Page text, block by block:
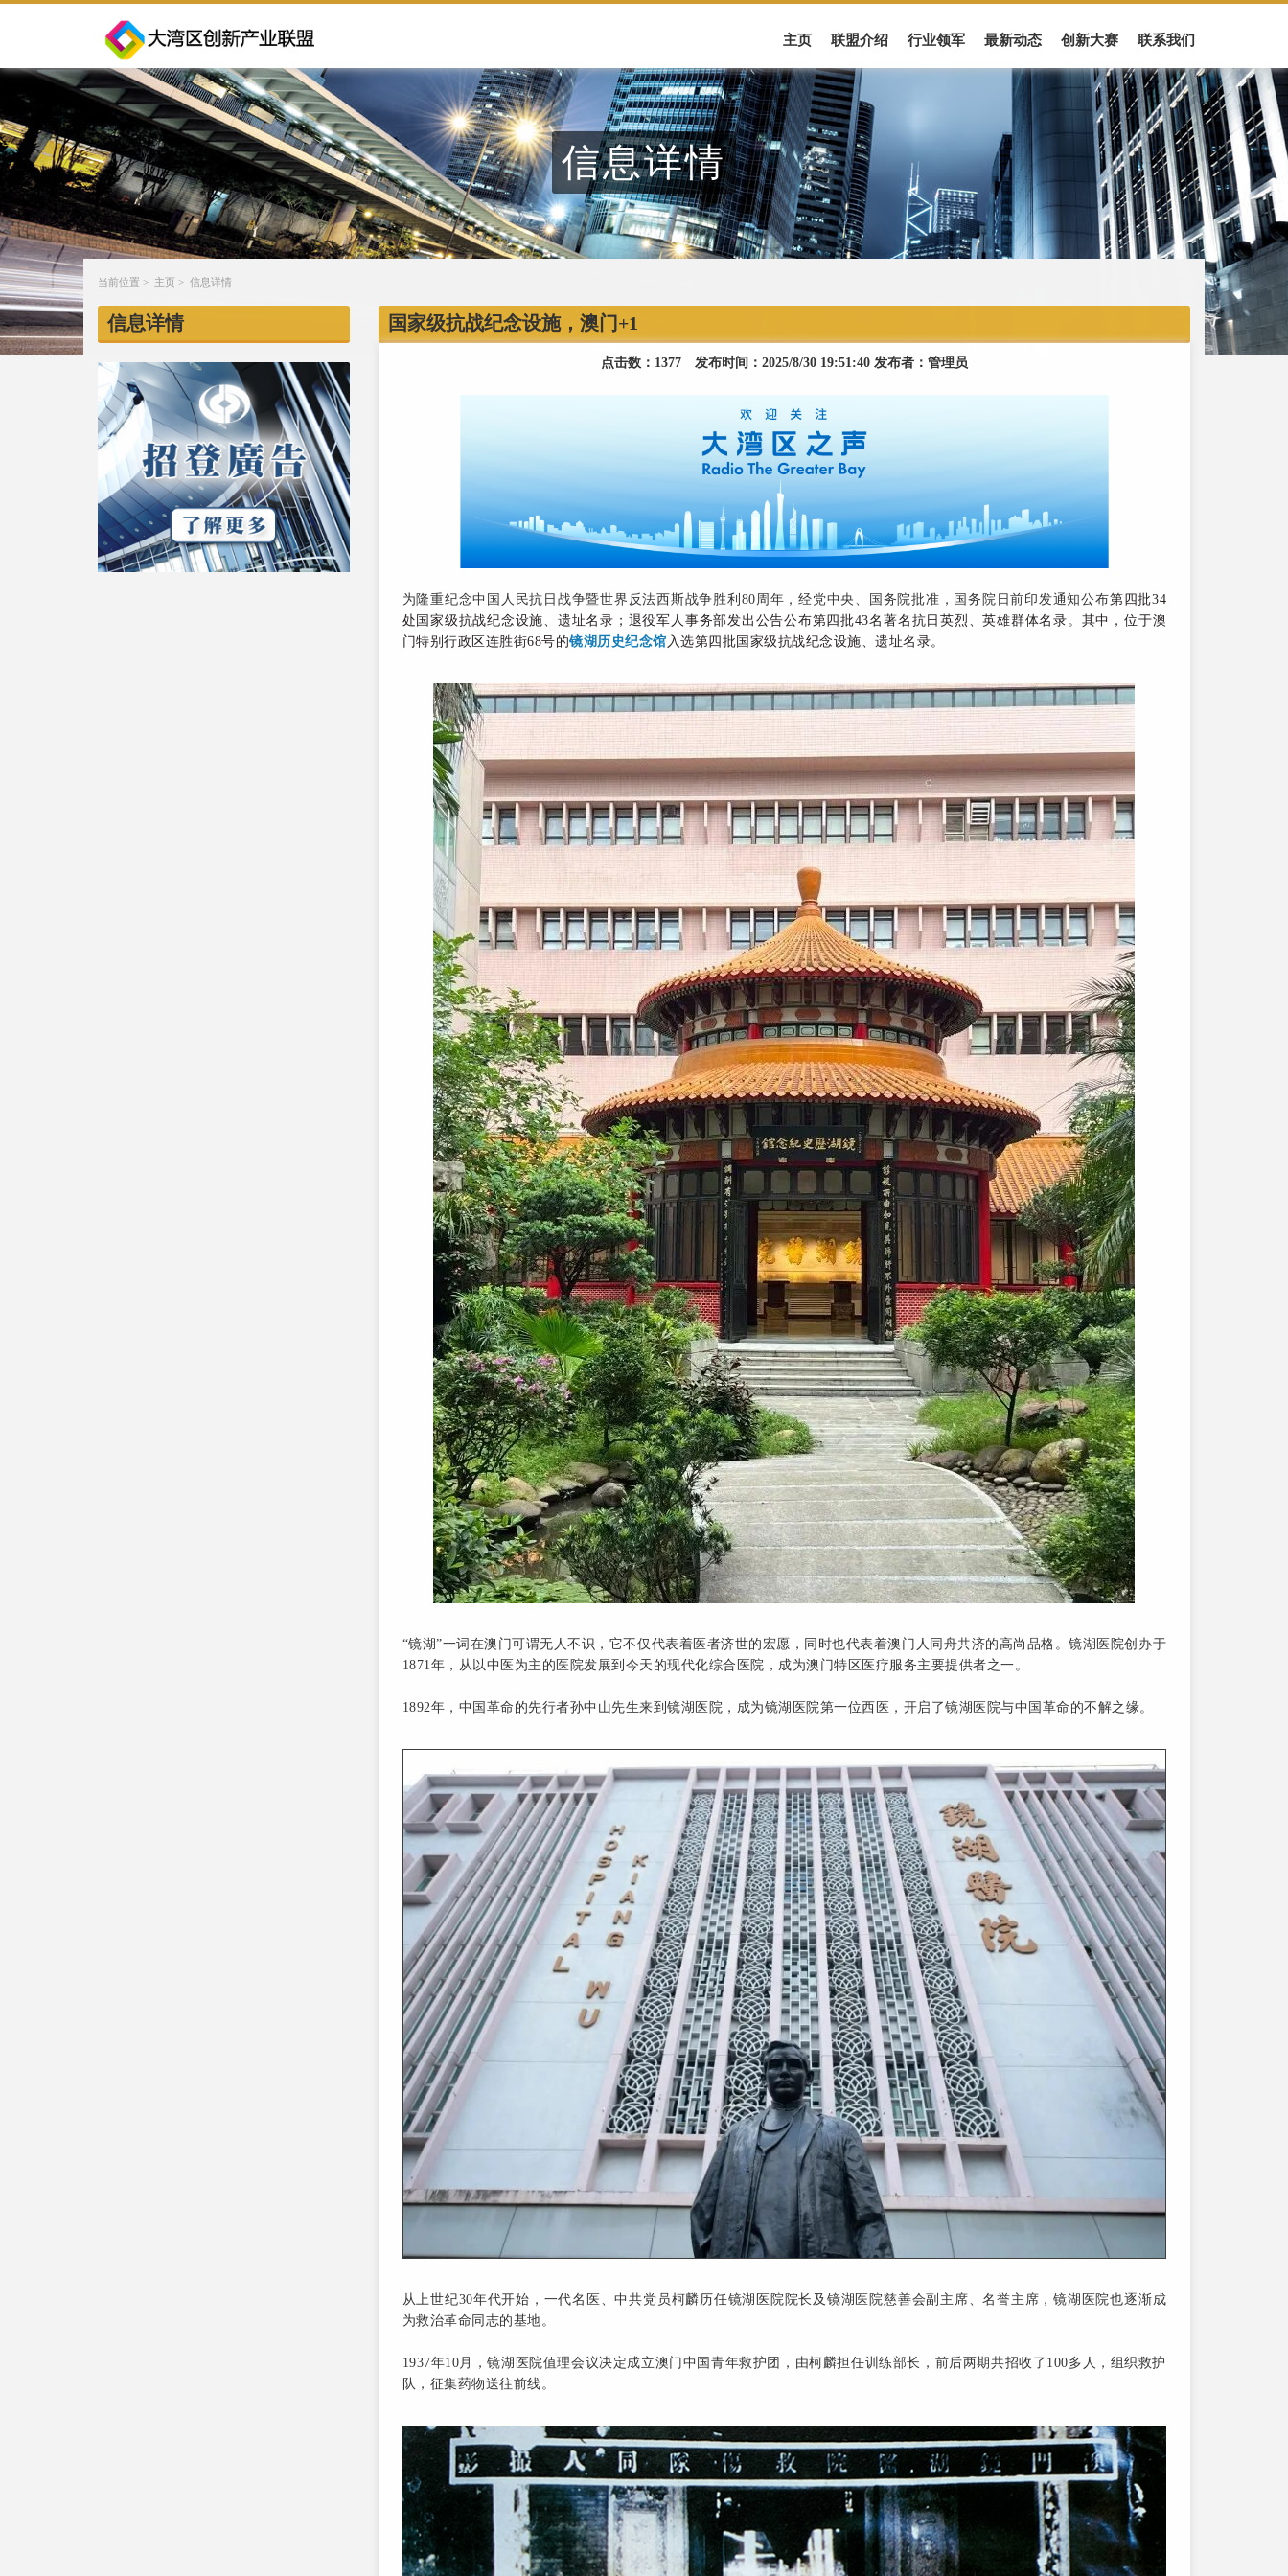
主页 联盟介绍 行业领军 最新动态 创新大赛 联系我们
信息详情
当前位置 > 主页 > 信息详情
信息详情 国家级抗战纪念设施，澳门+1
点击数：1377 发布时间：2025/8/30 19:51:40 发布者：管理员
为隆重纪念中国人民抗日战争暨世界反法西斯战争胜利80周年，经党中央、国务院批准，国务院日前印发通知公布第四批34
处国家级抗战纪念设施、遗址名录；退役军人事务部发出公告公布第四批43名著名抗日英烈、英雄群体名录。 其中，位于澳
门特别行政区连胜街68号的镜湖历史纪念馆 入选第四批国家级抗战纪念设施、遗址名录。
“镜湖”一词在澳门可谓无人不识，它不仅代表着医者济世的宏愿，同时也代表着澳门人同舟共济的高尚品格。镜湖医院创办于
1871年，从以中医为主的医院发展到今天的现代化综合医院，成为澳门特区医疗服务主要提供者之一。
1892年，中国革命的先行者孙中山先生来到镜湖医院，成为镜湖医院第一位西医，开启了镜湖医院与中国革命的不解之缘。
从上世纪30年代开始，一代名医、中共党员柯麟历任镜湖医院院长及镜湖医院慈善会副主席、名誉主席，镜湖医院也逐渐成
为救治革命同志的基地。
1937年10月，镜湖医院值理会议决定成立澳门中国青年救护团，由柯麟担任训练部长，前后两期共招收了100多人，组织救护
队，征集药物送往前线。